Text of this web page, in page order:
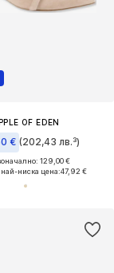
OF EDEN
€ (202,43 лв.³)
129,00 €
ниска цена:47,92 €